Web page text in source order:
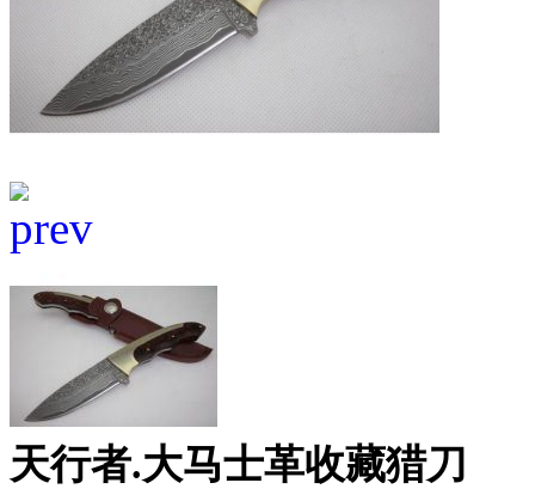
天行者.大马士革收藏猎刀